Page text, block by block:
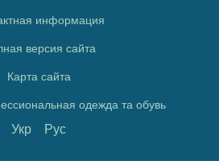
информация
версия сайта
Карта сайта
одежда та обувь
Укр Рус